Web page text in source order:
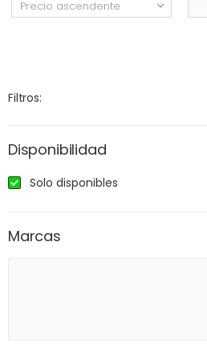
Filtros:
Disponibilidad
Solo disponibles
Marcas